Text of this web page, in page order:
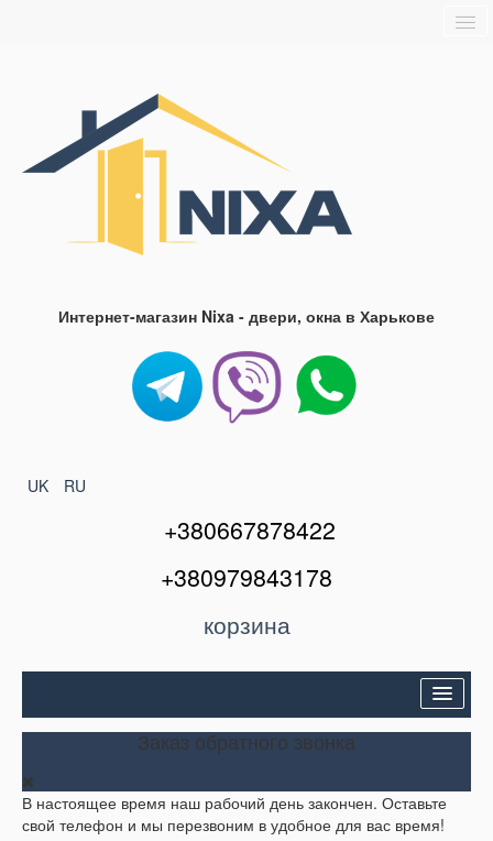
Контакты
Интернет-магазин Nixa - двери, окна в Харькове
UK RU
+380667878422
+380979843178
корзина
Двери входные
Окна и балконы
Заказ обратного звонка
В настоящее время наш рабочий день закончен. Оставьте
свой телефон и мы перезвоним в удобное для вас время!